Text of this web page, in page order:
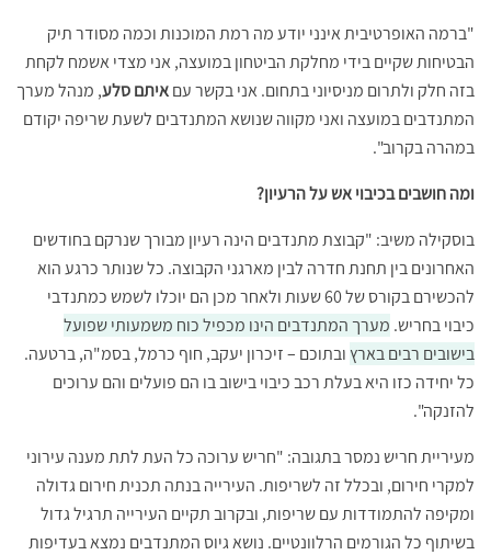
"ברמה האופרטיבית אינני יודע מה רמת המוכנות וכמה מסודר תיק
הבטיחות שקיים בידי מחלקת הביטחון במועצה, אני מצדי אשמח לקחת
בזה חלק ולתרום מניסיוני בתחום. אני בקשר עםאיתם סלע, מנהל מערך
המתנדבים במועצה ואני מקווה שנושא המתנדבים לשעת שריפה יקודם
במהרה בקרוב".
ומה חושבים בכיבוי אש על הרעיון?
בוסקילה משיב: "קבוצת מתנדבים הינה רעיון מבורך שנרקם בחודשים
האחרונים בין תחנת חדרה לבין מארגני הקבוצה. כל שנותר כרגע הוא
להכשירם בקורס של 60 שעות ולאחר מכן הם יוכלו לשמש כמתנדבי
כיבוי בחריש. מערך המתנדבים הינו מכפיל כוח משמעותי שפועל
בישובים רבים בארץ ובתוכם – זיכרון יעקב, חוף כרמל, בסמ"ה, ברטעה.
כל יחידה כזו היא בעלת רכב כיבוי בישוב בו הם פועלים והם ערוכים
להזנקה".
מעיריית חריש נמסר בתגובה: "חריש ערוכה כל העת לתת מענה עירוני
למקרי חירום, ובכלל זה לשריפות. העירייה בנתה תכנית חירום גדולה
ומקיפה להתמודדות עם שריפות, ובקרוב תקיים העירייה תרגיל גדול
בשיתוף כל הגורמים הרלוונטיים. נושא גיוס המתנדבים נמצא בעדיפות